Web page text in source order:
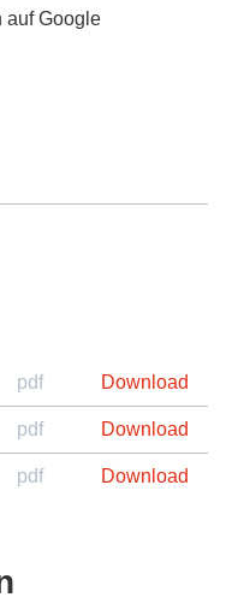
auf Google
pdf Download
pdf Download
pdf Download